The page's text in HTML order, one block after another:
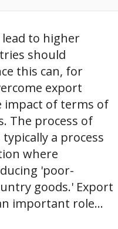
to higher
should
this can, for
export
impact of terms of
The process of
a process
where
'poor-
goods.' Export
important role...